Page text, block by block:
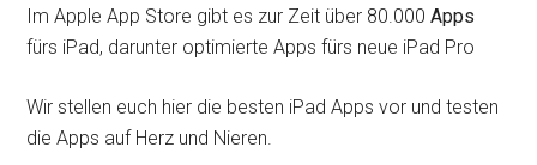
Im Apple App Store gibt es zur Zeit über 80.000Apps
fürs iPad, darunter optimierte Apps fürs neue iPad Pro
Wir stellen euch hier die besten iPad Apps vor und testen
die Apps auf Herz und Nieren.